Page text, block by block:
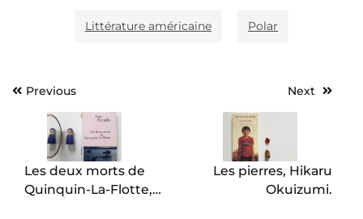
Littérature américaine Polar
Navigation
l’article
Previous
Les deux morts de
Quinquin-La-Flotte,
Next
Les pierres, Hikaru
Okuizumi.